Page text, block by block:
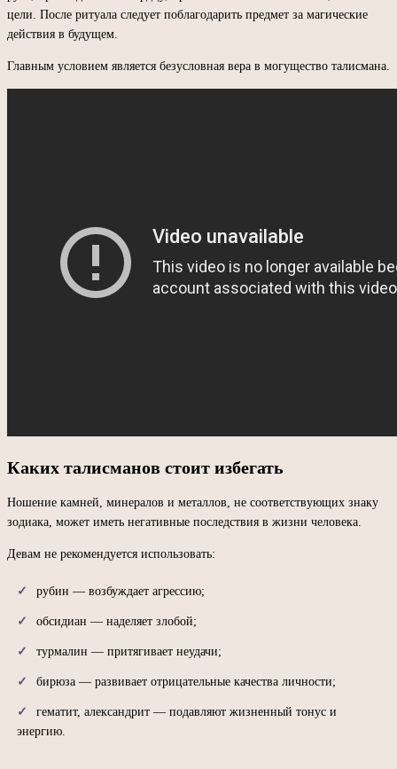
цели. После ритуала следует поблагодарить предмет за магические
действия в будущем.
Главным условием является безусловная вера в могущество талисмана.
Каких талисманов стоит избегать
Ношение камней, минералов и металлов, не соответствующих знаку
зодиака, может иметь негативные последствия в жизни человека.
Девам не рекомендуется использовать:
рубин — возбуждает агрессию;
обсидиан — наделяет злобой;
турмалин — притягивает неудачи;
бирюза — развивает отрицательные качества личности;
гематит, александрит — подавляют жизненный тонус и
энергию.